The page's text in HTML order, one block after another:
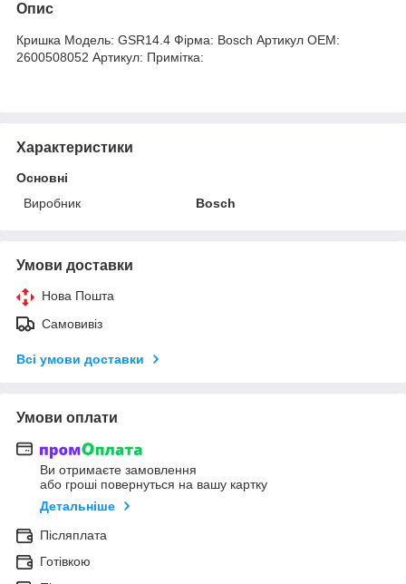
Опис
Кришка Модель: GSR14.4 Фірма: Bosch Артикул OEM:
2600508052 Артикул: Примітка:
Характеристики
Основні
Виробник
Bosch
Умови доставки
Нова Пошта
Самовивіз
Всі умови доставки
Умови оплати
Ви отримаєте замовлення
або гроші повернуться на вашу картку
Детальніше
Післяплата
Готівкою